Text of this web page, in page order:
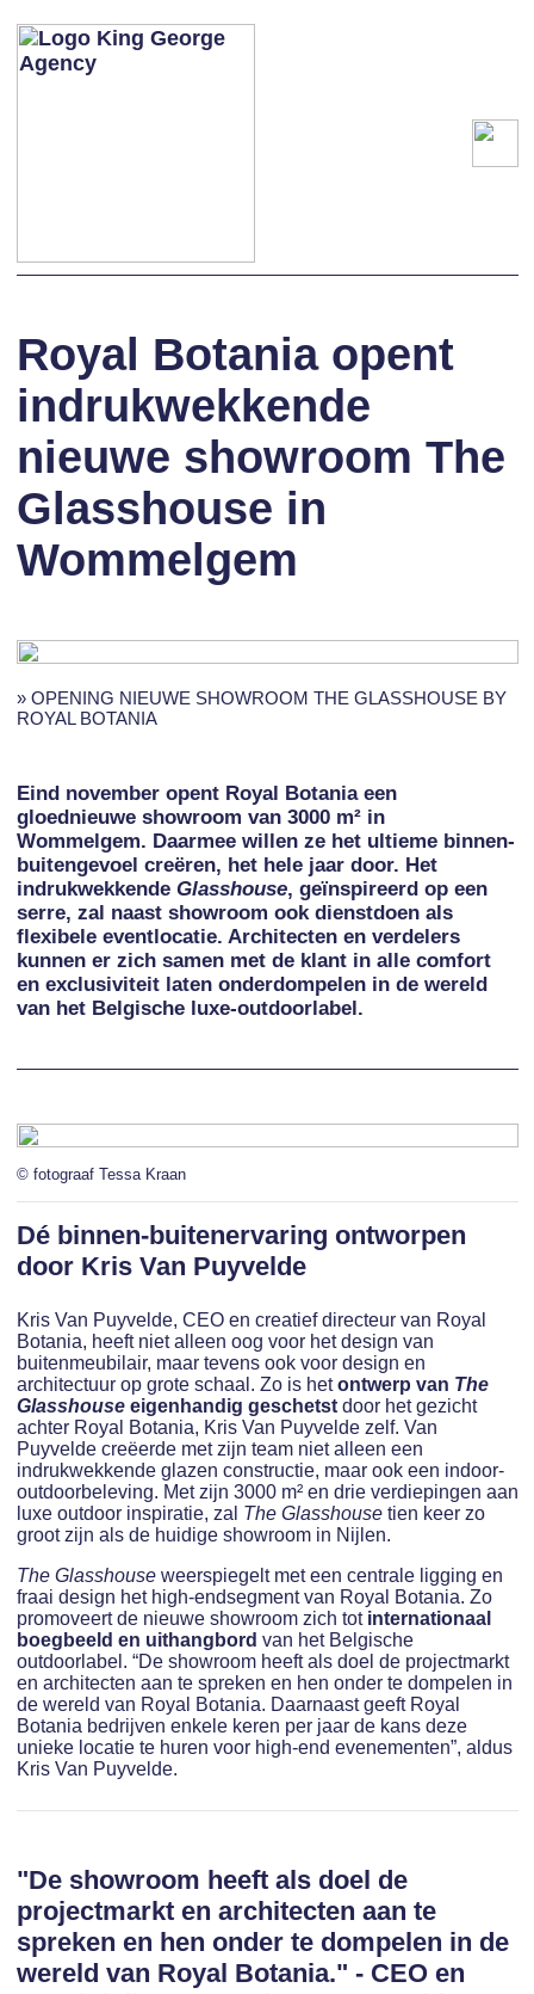
Royal Botania opent
indrukwekkende
nieuwe showroom The
Glasshouse in
Wommelgem
» OPENING NIEUWE SHOWROOM THE GLASSHOUSE BY
ROYAL BOTANIA
Eind november opent Royal Botania een
gloednieuwe showroom van 3000 m² in
Wommelgem. Daarmee willen ze het ultieme binnen-
buitengevoel creëren, het hele jaar door. Het
indrukwekkende Glasshouse, geïnspireerd op een
serre, zal naast showroom ook dienstdoen als
flexibele eventlocatie. Architecten en verdelers
kunnen er zich samen met de klant in alle comfort
en exclusiviteit laten onderdompelen in de wereld
van het Belgische luxe-outdoorlabel.
© fotograaf Tessa Kraan
Dé binnen-buitenervaring ontworpen
door Kris Van Puyvelde
Kris Van Puyvelde, CEO en creatief directeur van Royal
Botania, heeft niet alleen oog voor het design van
buitenmeubilair, maar tevens ook voor design en
architectuur op grote schaal. Zo is hetontwerp van The
Glasshouse eigenhandig geschetstdoor het gezicht
achter Royal Botania, Kris Van Puyvelde zelf. Van
Puyvelde creëerde met zijn team niet alleen een
indrukwekkende glazen constructie, maar ook een indoor-
outdoorbeleving. Met zijn 3000 m² en drie verdiepingen aan
luxe outdoor inspiratie, zal The Glasshousetien keer zo
groot zijn als de huidige showroom in Nijlen.
The Glasshouseweerspiegelt met een centrale ligging en
fraai design het high-endsegment van Royal Botania. Zo
promoveert de nieuwe showroom zich tot internationaal
boegbeeld en uithangbord van het Belgische
outdoorlabel. “De showroom heeft als doel de projectmarkt
en architecten aan te spreken en hen onder te dompelen in
de wereld van Royal Botania. Daarnaast geeft Royal
Botania bedrijven enkele keren per jaar de kans deze
unieke locatie te huren voor high-end evenementen”, aldus
Kris Van Puyvelde.
"De showroom heeft als doel de
projectmarkt en architecten aan te
spreken en hen onder te dompelen in de
wereld van Royal Botania." - CEO en